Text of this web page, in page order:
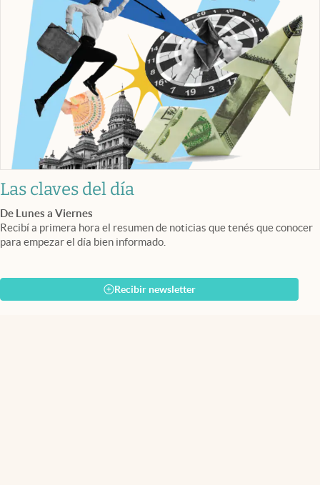
Las claves del día
De Lunes a Viernes
Recibí a primera hora el resumen de noticias que tenés que conocer
para empezar el día bien informado.
Recibir newsletter